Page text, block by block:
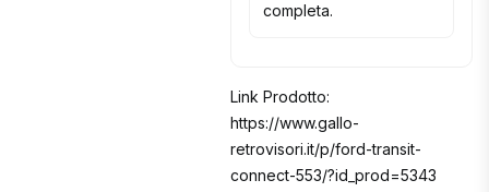
completa.
Link Prodotto:
https://www.gallo-
retrovisori.it/p/ford-transit-
connect-553/?id_prod=5343